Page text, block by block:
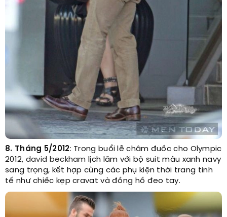
8. Tháng 5/2012: Trong buổi lễ châm đuốc cho Olympic
2012, david beckham lịch lãm với bộ suit màu xanh navy
sang trọng, kết hợp cùng các phụ kiện thời trang tinh
tế như chiếc kẹp cravat và đồng hồ đeo tay.